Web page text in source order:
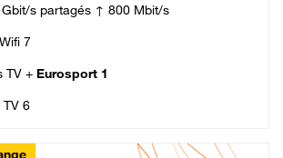
s partagés ↑ 800 Mbit/s
7
TV + Eurosport 1
6